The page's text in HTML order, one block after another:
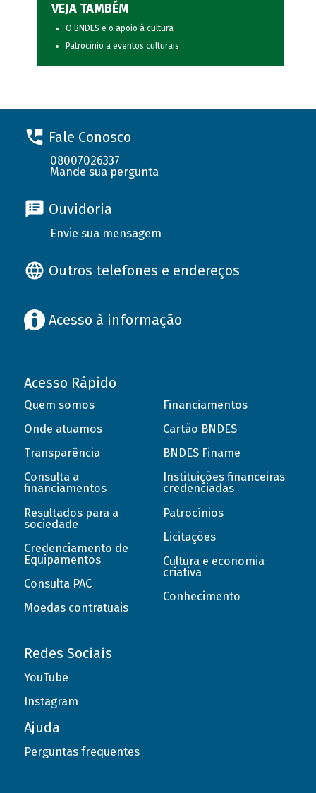
VEJA TAMBÉM
O BNDES e o apoio à cultura
Patrocínio a eventos culturais
Fale Conosco
08007026337
Mande sua pergunta
Ouvidoria
Envie sua mensagem
Outros telefones e endereços
Acesso à informação
Acesso Rápido
Quem somos
Onde atuamos
Transparência
Consulta a
financiamentos
Resultados para a
sociedade
Credenciamento de
Equipamentos
Consulta PAC
Moedas contratuais
Financiamentos
Cartão BNDES
BNDES Finame
Instituições financeiras
credenciadas
Patrocínios
Licitações
Cultura e economia
criativa
Conhecimento
Redes Sociais
YouTube
Instagram
Ajuda
Perguntas frequentes